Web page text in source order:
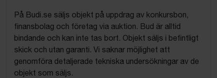
På Budi.se säljs objekt på uppdrag av konkursbon,
finansbolag och företag via auktion. Bud är alltid
bindande och kan inte tas bort. Objekt säljs i befintligt
skick och utan garanti. Vi saknar möjlighet att
genomföra detaljerade tekniska undersökningar av de
objekt som säljs.